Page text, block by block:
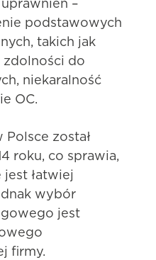
–
podstawowych
takich jak
zdolności do
niekaralność
OC.
został
roku, co sprawia,
łatwiej
wybór
jest
firmy.